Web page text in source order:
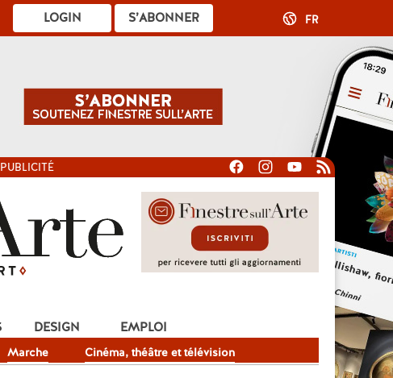
S’ABONNER
LOGIN FR
PUBLICITÉ
Marche Cinéma, théâtre et télévision
DESIGN EMPLOI